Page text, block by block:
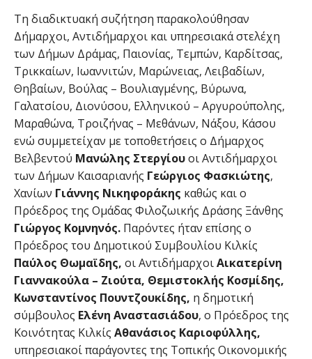
Τη διαδικτυακή συζήτηση παρακολούθησαν
Δήμαρχοι, Αντιδήμαρχοι και υπηρεσιακά στελέχη
των Δήμων Δράμας, Παιονίας, Τεμπών, Καρδίτσας,
Τρικκαίων, Ιωαννιτών, Μαρώνειας, Λειβαδίων,
Θηβαίων, Βούλας – Βουλιαγμένης, Βύρωνα,
Γαλατσίου, Διονύσου, Ελληνικού – Αργυρούπολης,
Μαραθώνα, Τροιζήνας – Μεθάνων, Νάξου, Κάσου
ενώ συμμετείχαν με τοποθετήσεις ο Δήμαρχος
Βελβεντού Μανώλης Στεργίουοι Αντιδήμαρχοι
των Δήμων Καισαριανής Γεώργιος Φασκιώτης,
Χανίων Γιάννης Νικηφοράκης καθώς και ο
Πρόεδρος της Ομάδας Φιλοζωικής Δράσης Ξάνθης
Γιώργος Κομνηνός. Παρόντες ήταν επίσης ο
Πρόεδρος του Δημοτικού Συμβουλίου Κιλκίς
Παύλος Θωμαϊδης, οι ΑντιδήμαρχοιΑικατερίνη
Γιαννακούλα – Ζιούτα, Θεμιστοκλής Κοσμίδης,
Κωνσταντίνος Πουντζουκίδης, η δημοτική
σύμβουλος Ελένη Αναστασιάδου, ο Πρόεδρος της
Κοινότητας Κιλκίς Αθανάσιος Καριοφύλλης,
υπηρεσιακοί παράγοντες της Τοπικής Οικονομικής